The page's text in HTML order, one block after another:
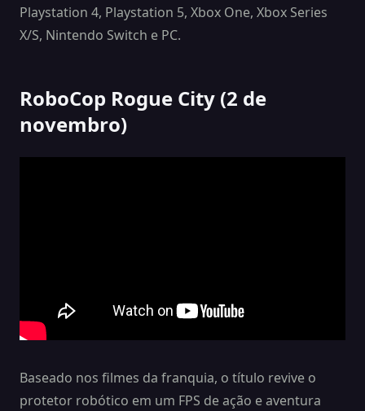
Playstation 4, Playstation 5, Xbox One, Xbox Series
X/S, Nintendo Switch e PC.
RoboCop Rogue City (2 de
novembro)
Baseado nos filmes da franquia, o título revive o
protetor robótico em um FPS de ação e aventura